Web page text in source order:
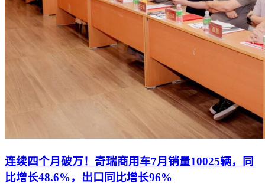
连续四个月破万！奇瑞商用车7月销量10025辆，同
比增长48.6%，出口同比增长96%